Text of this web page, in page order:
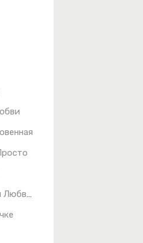
40